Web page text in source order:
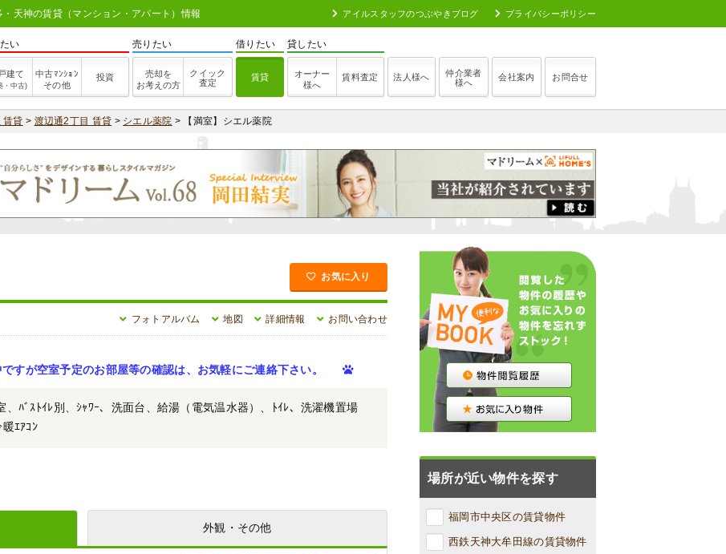
天神の賃貸（マンション・アパート）情報 アイルスタッフのつぶやきブログ プライバシーポリシー
い
建て
・中古)
中古ﾏﾝｼｮﾝ
その他
投資
売りたい
売却を
お考えの方
クイック
査定
借りたい
賃貸
貸したい
オーナー
様へ
賃料査定 法人様へ
仲介業者
様へ
会社案内 お問合せ
賃貸 > 渡辺通2丁目 賃貸 > シエル薬院 > 【満室】シエル薬院
お気に入り
フォトアルバム 地図 詳細情報 お問い合わせ
すが空室予定のお部屋等の確認は、お気軽にご連絡下さい。
ﾊﾞｽﾄｲﾚ別、ｼｬﾜｰ、洗面台、給湯（電気温水器）、ﾄｲﾚ、洗濯機置場
暖ｴｱｺﾝ
外観・その他
場所が近い物件を探す
福岡市中央区の賃貸物件
西鉄天神大牟田線の賃貸物件